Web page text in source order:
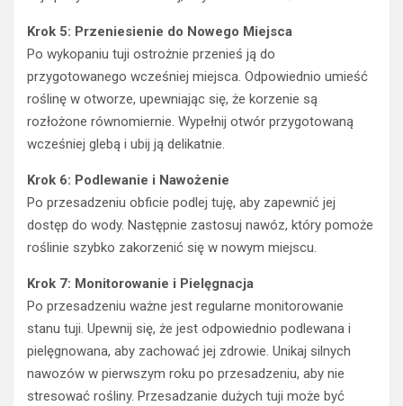
Krok 5: Przeniesienie do Nowego Miejsca
Po wykopaniu tuji ostrożnie przenieś ją do
przygotowanego wcześniej miejsca. Odpowiednio umieść
roślinę w otworze, upewniając się, że korzenie są
rozłożone równomiernie. Wypełnij otwór przygotowaną
wcześniej glebą i ubij ją delikatnie.
Krok 6: Podlewanie i Nawożenie
Po przesadzeniu obficie podlej tuję, aby zapewnić jej
dostęp do wody. Następnie zastosuj nawóz, który pomoże
roślinie szybko zakorzenić się w nowym miejscu.
Krok 7: Monitorowanie i Pielęgnacja
Po przesadzeniu ważne jest regularne monitorowanie
stanu tuji. Upewnij się, że jest odpowiednio podlewana i
pielęgnowana, aby zachować jej zdrowie. Unikaj silnych
nawozów w pierwszym roku po przesadzeniu, aby nie
stresować rośliny. Przesadzanie dużych tuji może być